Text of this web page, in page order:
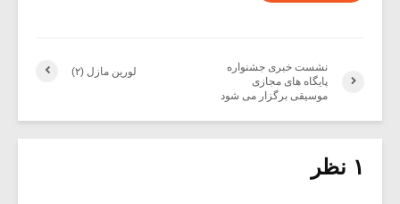
لورین مازل (۲)
نشست خبری جشنواره
پایگاه های مجازی
موسیقی برگزار می شود
۱ نظر